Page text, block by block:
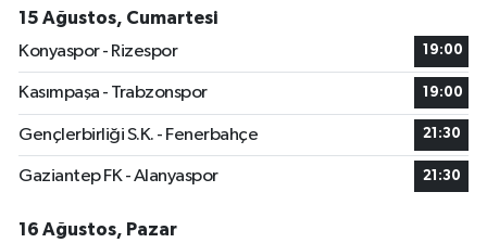
15 Ağustos, Cumartesi
Konyaspor - Rizespor
19:00
Kasımpaşa - Trabzonspor 19:00
Gençlerbirliği S.K. - Fenerbahçe 21:30
Gaziantep FK - Alanyaspor 21:30
16 Ağustos, Pazar